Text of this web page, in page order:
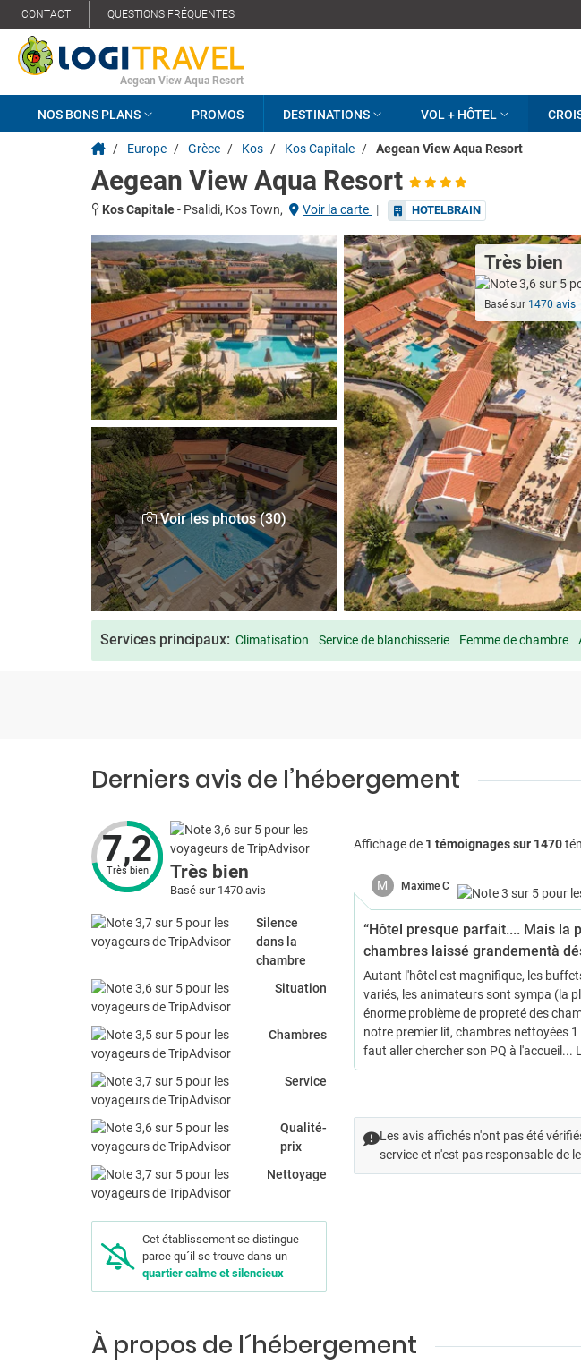
CONTACT QUESTIONS FRÉQUENTES
Aegean View Aqua Resort
NOS BONS PLANS PROMOS DESTINATIONS VOL + HÔTEL
/ Europe / Grèce / Kos / Kos Capitale / Aegean View Aqua Resort
Aegean View Aqua Resort
Kos Capitale- Psalidi, Kos Town, Voir la carte | HOTELBRAIN
Voir les photos (30)
Très bien
Basé sur 1470 avis
Services principaux: Climatisation Service de blanchisserie Femme de chambre
Derniers avis de l’hébergement
7,2
Très bien Très bien
Basé sur 1470 avis
Silence
dans la
chambre
Situation
Chambres
Service
Qualité-
prix
Nettoyage
Cet établissement se distingue
parce qu´il se trouve dans un
quartier calme et silencieux
Affichage de 1 témoignages sur 1470
M Maxime C
“Hôtel presque parfait.... Mais la
chambres laissé grandementà
Autant l'hôtel est magnifique, les
variés, les animateurs sont sympa (la
énorme problème de propreté des
notre premier lit, chambres nettoyées 1
faut aller chercher son PQ à l'accueil...
Les avis affichés n'ont pas été
service et n'est pas responsable de
À propos de l´hébergement